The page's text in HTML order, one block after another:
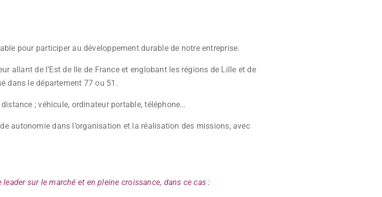
pour participer au développement durable de notre entreprise.
allant de l’Est de Ile de France et englobant les régions de Lille et de
dans le département 77 ou 51.
; véhicule, ordinateur portable, téléphone…
autonomie dans l’organisation et la réalisation des missions, avec
sur le marché et en pleine croissance, dans ce cas :